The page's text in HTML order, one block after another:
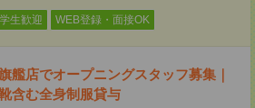
生歓迎 WEB登録・面接OK
艦店でオープニングスタッフ募集｜
含む全身制服貸与